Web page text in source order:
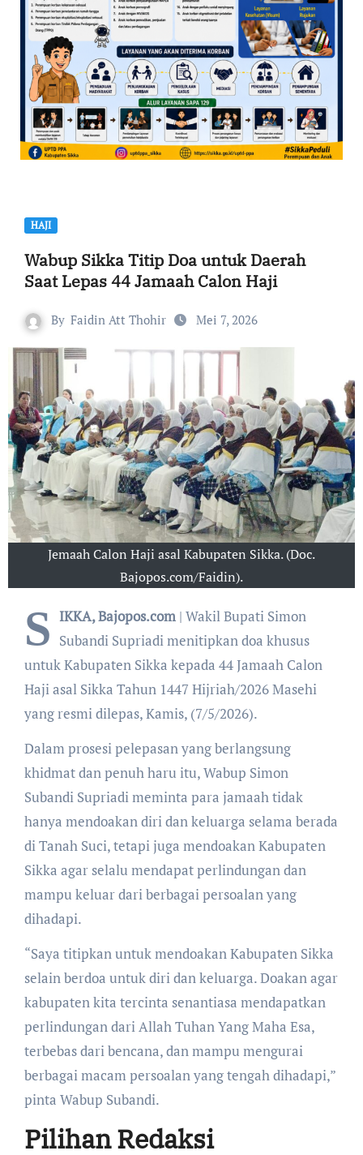
HAJI
Wabup Sikka Titip Doa untuk Daerah
Saat Lepas 44 Jamaah Calon Haji
By Faidin Att Thohir Mei 7, 2026
Jemaah Calon Haji asal Kabupaten Sikka. (Doc.
Bajopos.com/Faidin).
S IKKA, Bajopos.com| Wakil Bupati Simon
Subandi Supriadi menitipkan doa khusus
untuk Kabupaten Sikka kepada 44 Jamaah Calon
Haji asal Sikka Tahun 1447 Hijriah/2026 Masehi
yang resmi dilepas, Kamis, (7/5/2026).
Dalam prosesi pelepasan yang berlangsung
khidmat dan penuh haru itu, Wabup Simon
Subandi Supriadi meminta para jamaah tidak
hanya mendoakan diri dan keluarga selama berada
di Tanah Suci, tetapi juga mendoakan Kabupaten
Sikka agar selalu mendapat perlindungan dan
mampu keluar dari berbagai persoalan yang
dihadapi.
“Saya titipkan untuk mendoakan Kabupaten Sikka
selain berdoa untuk diri dan keluarga. Doakan agar
kabupaten kita tercinta senantiasa mendapatkan
perlindungan dari Allah Tuhan Yang Maha Esa,
terbebas dari bencana, dan mampu mengurai
berbagai macam persoalan yang tengah dihadapi,”
pinta Wabup Subandi.
Pilihan Redaksi